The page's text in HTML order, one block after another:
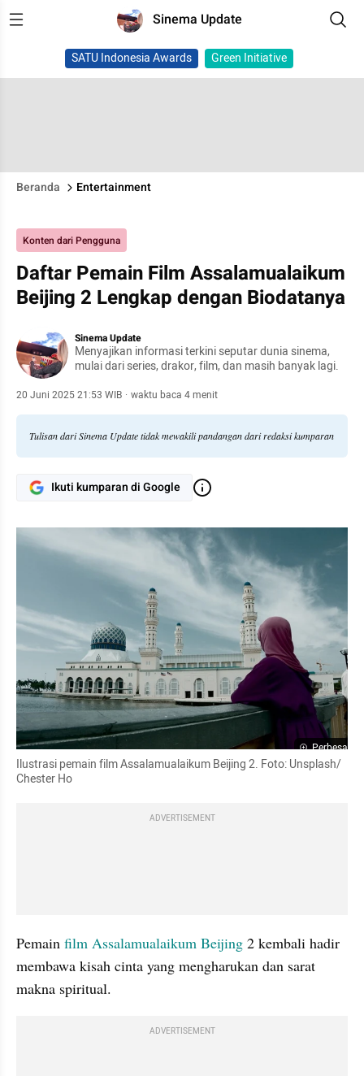
Sinema Update
SATU Indonesia Awards Green Initiative
Beranda Entertainment
Konten dari Pengguna
Daftar Pemain Film Assalamualaikum
Beijing 2 Lengkap dengan Biodatanya
Sinema Update
Menyajikan informasi terkini seputar dunia sinema,
mulai dari series, drakor, film, dan masih banyak lagi.
20 Juni 2025 21:53 WIB · waktu baca 4 menit
Tulisan dari Sinema Update tidak mewakili pandangan dari redaksi kumparan
Ikuti kumparan di Google
Perbesar
Ilustrasi pemain film Assalamualaikum Beijing 2. Foto: Unsplash/
Chester Ho
ADVERTISEMENT
Pemain film Assalamualaikum Beijing 2 kembali hadir
membawa kisah cinta yang mengharukan dan sarat
makna spiritual.
ADVERTISEMENT